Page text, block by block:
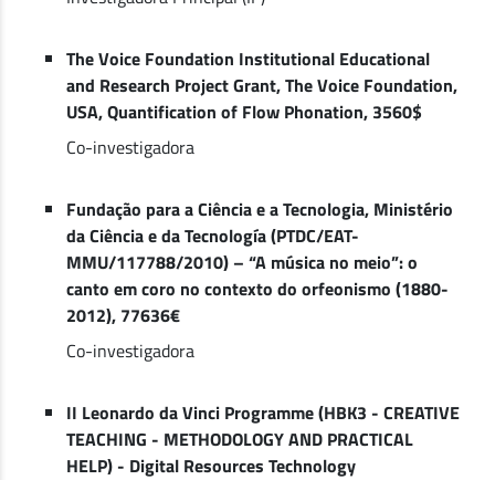
The Voice Foundation Institutional Educational
and Research Project Grant, The Voice Foundation,
USA, Quantification of Flow Phonation, 3560$
Co-investigadora
Fundação para a Ciência e a Tecnologia, Ministério
da Ciência e da Tecnología (PTDC/EAT-
MMU/117788/2010) – “A música no meio”: o
canto em coro no contexto do orfeonismo (1880-
2012), 77636€
Co-investigadora
II Leonardo da Vinci Programme (HBK3 - CREATIVE
TEACHING - METHODOLOGY AND PRACTICAL
HELP) - Digital Resources Technology